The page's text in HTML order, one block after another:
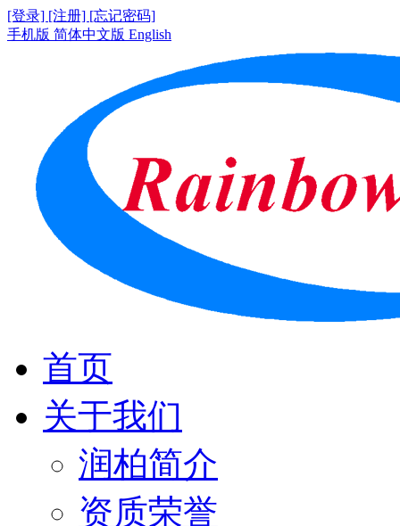
[登录] [注册] [忘记密码]
手机版 简体中文版 English
首页
关于我们
润柏简介
资质荣誉